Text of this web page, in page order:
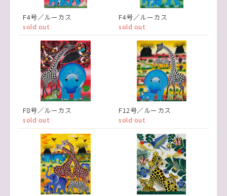
F4号／ルーカス
sold out
F4号／ルーカス
sold out
F8号／ルーカス
sold out
F12号／ルーカス
sold out